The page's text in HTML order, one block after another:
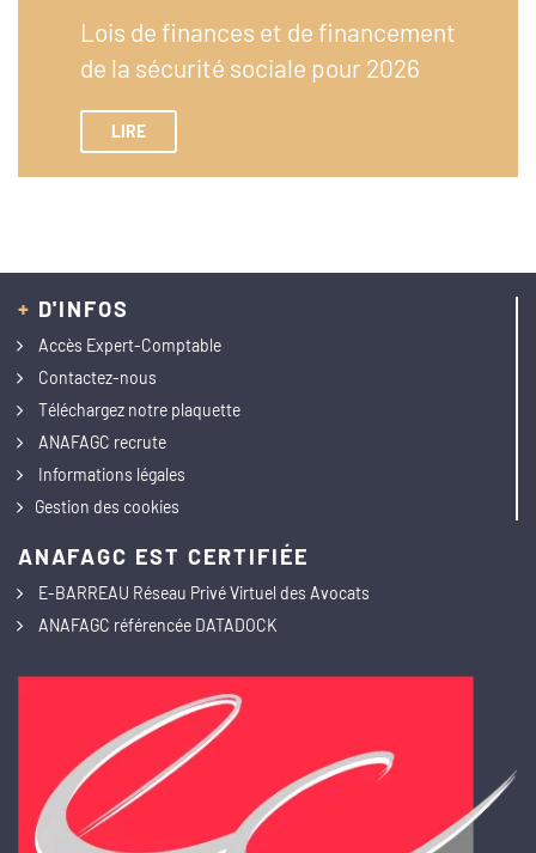
Lois de finances et de financement
de la sécurité sociale pour 2026
LIRE
+ D'INFOS
Accès Expert-Comptable
Contactez-nous
Téléchargez notre plaquette
ANAFAGC recrute
Informations légales
Gestion des cookies
ANAFAGC EST CERTIFIÉE
E-BARREAU Réseau Privé Virtuel des Avocats
ANAFAGC référencée DATADOCK